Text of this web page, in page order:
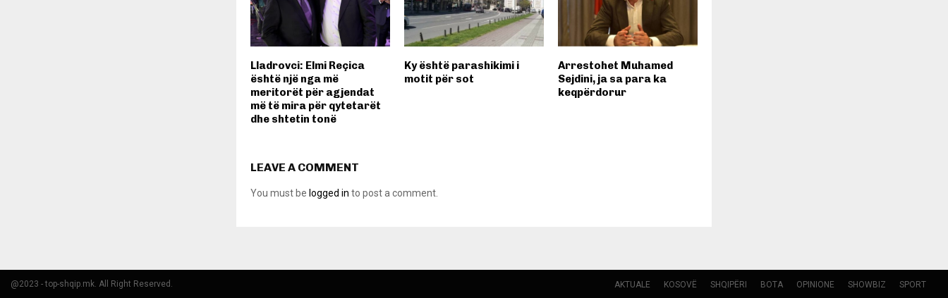
Lladrovci: Elmi Reçica
është një nga më
meritorët për agjendat
më të mira për qytetarët
dhe shtetin tonë
Ky është parashikimi i
motit për sot
Arrestohet Muhamed
Sejdini, ja sa para ka
keqpërdorur
LEAVE A COMMENT
You must be logged in to post a comment.
@2023 - top-shqip.mk. All Right Reserved. AKTUALE KOSOVË SHQIPËRI BOTA OPINIONE SHOWBIZ SPORT